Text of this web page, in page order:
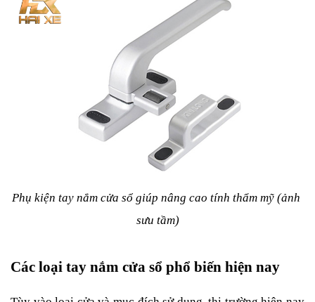
Phụ kiện tay nắm cửa sổ giúp nâng cao tính thẩm mỹ (ảnh
sưu tầm)
Các loại tay nắm cửa sổ phổ biến hiện nay